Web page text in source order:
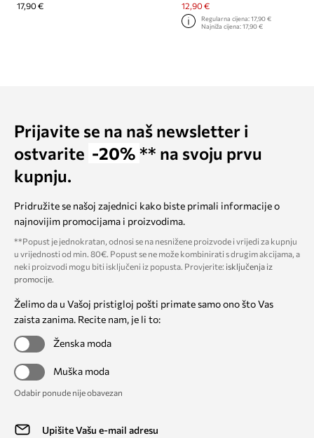
17,90 € 12,90 €
Regularna cijena: 17,90 €
Najniža cijena: 17,90 €
Prijavite se na naš newsletter i
ostvarite -20% ** na svoju prvu
kupnju.
Pridružite se našoj zajednici kako biste primali informacije o
najnovijim promocijama i proizvodima.
**Popust je jednokratan, odnosi se na nesnižene proizvode i vrijedi za kupnju
u vrijednosti od min. 80€. Popust se ne može kombinirati s drugim akcijama, a
neki proizvodi mogu biti isključeni iz popusta. Provjerite: isključenja iz
promocije.
Želimo da u Vašoj pristigloj pošti primate samo ono što Vas
zaista zanima. Recite nam, je li to:
Ženska moda
Muška moda
Odabir ponude nije obavezan